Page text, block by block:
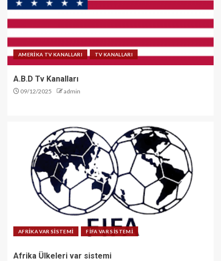
AMERİKA TV KANALLARI TV KANALLARI
A.B.D Tv Kanalları
09/12/2025 admin
AFRİKA VAR SİSTEMİ FİFA VAR SİSTEMİ
Afrika Ülkeleri var sistemi